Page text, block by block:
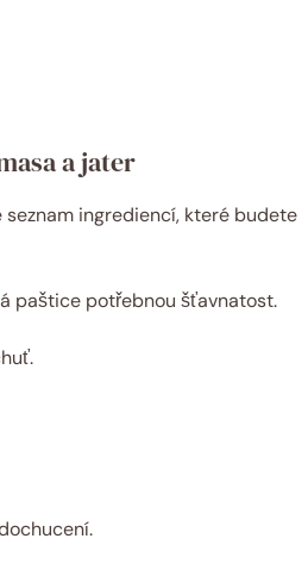
a jater
ingrediencí, které budete
paštice potřebnou šťavnatost.